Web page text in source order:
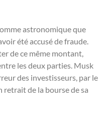
astronomique que
été accusé de fraude.
de ce même montant,
les deux parties. Musk
des investisseurs, par le
retrait de la bourse de sa